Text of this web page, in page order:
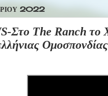
2022
Στο The Ranch το